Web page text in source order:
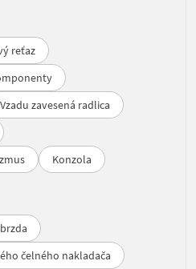
reťaz
Vzadu zavesená radlica
Konzola
čelného nakladača